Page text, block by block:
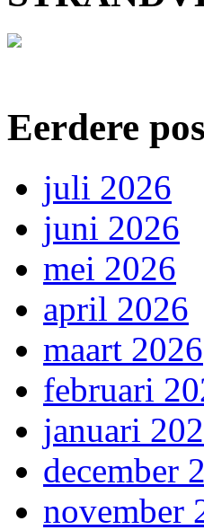
Eerdere
juli 2026
juni 2026
mei 2026
april 2026
maart 2026
februari
januari
december
november